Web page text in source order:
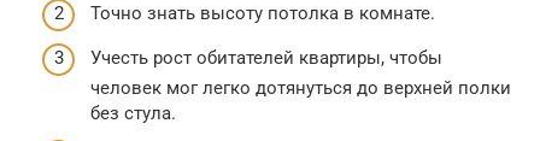
Точно знать высоту потолка в комнате.
Учесть рост обитателей квартиры, чтобы
человек мог легко дотянуться до верхней полки
без стула.